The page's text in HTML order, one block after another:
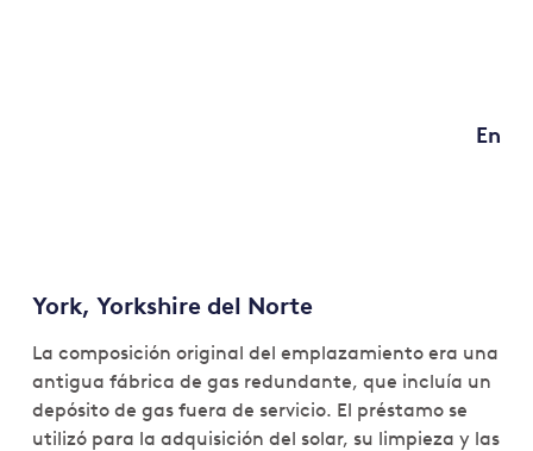
En
York, Yorkshire del Norte
La composición original del emplazamiento era una
antigua fábrica de gas redundante, que incluía un
depósito de gas fuera de servicio. El préstamo se
utilizó para la adquisición del solar, su limpieza y las